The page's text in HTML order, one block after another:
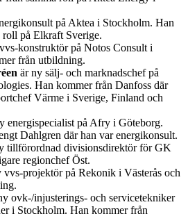
på Aktea i Stockholm. Han
roll på Elkraft Sverige.
konstruktör på Notos Consult i
från utbildning.
är ny sälj- och marknadschef på
Han kommer från Danfoss där
Värme i Sverige, Finland och
energispecialist på Afry i Göteborg.
Dahlgren där han var energikonsult.
tillförordnad divisionsdirektör för GK
regionchef Öst.
vvs-projektör på Rekonik i Västerås och
ovk-/injusterings- och servicetekniker
i Stockholm. Han kommer från